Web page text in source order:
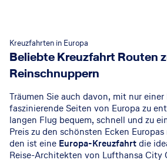
Kreuzfahrten in Europa
Beliebte Kreuzfahrt Routen
Reinschnuppern
Träumen Sie auch davon, mit nur
faszinierende Seiten von Europa zu
langen Flug bequem, schnell und zu
Preis zu den schönsten Ecken
den ist eine Europa-Kreuzfahrtdie
Reise-Architekten von Lufthansa City